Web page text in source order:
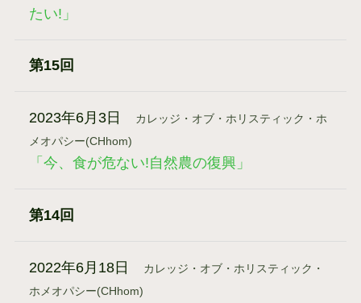
たい!」
第15回
2023年6月3日
カレッジ・オブ・ホリスティック・ホ
メオパシー(CHhom)
「今、食が危ない!自然農の復興」
第14回
2022年6月18日
カレッジ・オブ・ホリスティック・
ホメオパシー(CHhom)